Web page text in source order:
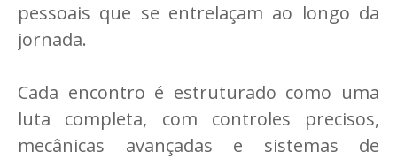
pessoais que se entrelaçam ao longo da
jornada.
Cada encontro é estruturado como uma
luta completa, com controles precisos,
mecânicas avançadas e sistemas de